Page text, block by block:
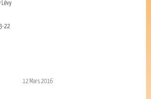
Lévy
22
12 Mars 2016